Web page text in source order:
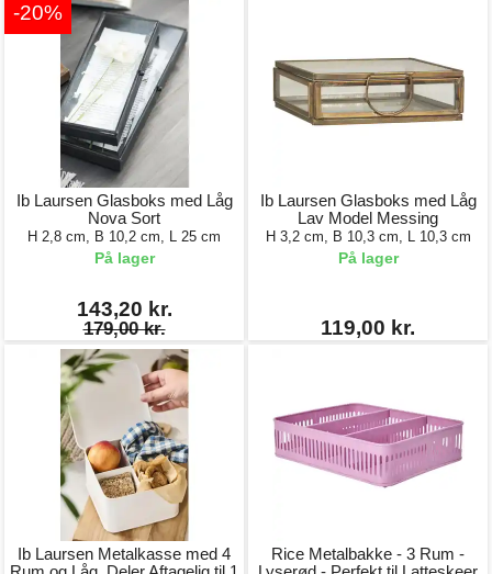
-20%
Ib Laursen Glasboks med Låg
Nova Sort
H 2,8 cm, B 10,2 cm, L 25 cm
På lager
143,20 kr.
179,00 kr.
Ib Laursen Glasboks med Låg
Lav Model Messing
H 3,2 cm, B 10,3 cm, L 10,3 cm
På lager
119,00 kr.
Ib Laursen Metalkasse med 4
Rice Metalbakke - 3 Rum -